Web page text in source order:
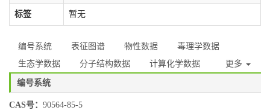
标签 暂无
编号系统 表征图谱 物性数据
毒理学数据
生态学数据
分子结构数据 计算化学数据 更多
编号系统
CAS号： 90564-85-5